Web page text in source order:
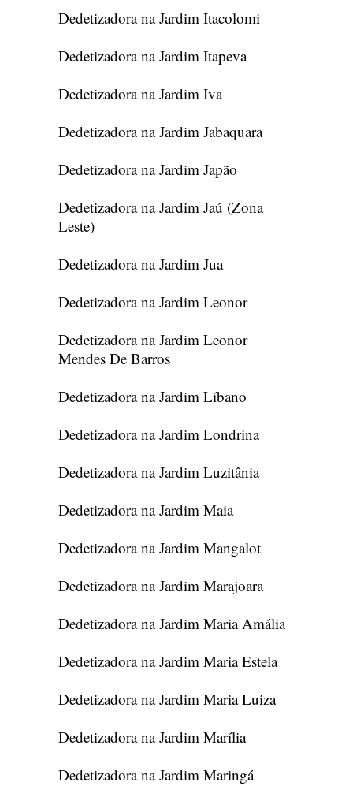
Dedetizadora na Jardim Itacolomi
Dedetizadora na Jardim Itapeva
Dedetizadora na Jardim Iva
Dedetizadora na Jardim Jabaquara
Dedetizadora na Jardim Japão
Dedetizadora na Jardim Jaú (Zona
Leste)
Dedetizadora na Jardim Jua
Dedetizadora na Jardim Leonor
Dedetizadora na Jardim Leonor
Mendes De Barros
Dedetizadora na Jardim Líbano
Dedetizadora na Jardim Londrina
Dedetizadora na Jardim Luzitânia
Dedetizadora na Jardim Maia
Dedetizadora na Jardim Mangalot
Dedetizadora na Jardim Marajoara
Dedetizadora na Jardim Maria Amália
Dedetizadora na Jardim Maria Estela
Dedetizadora na Jardim Maria Luiza
Dedetizadora na Jardim Marília
Dedetizadora na Jardim Maringá